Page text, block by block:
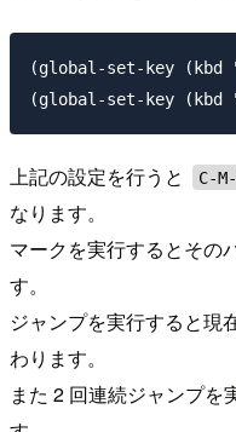
(global-set-key (kbd
上記の設定を行うと C-
なります。
マークを実行するとその
す。
ジャンプを実行すると現
わります。
また 2 回連続ジャンプを